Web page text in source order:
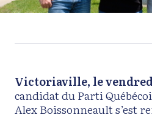
Victoriaville, le
candidat du Parti
Alex Boissonneault s’est